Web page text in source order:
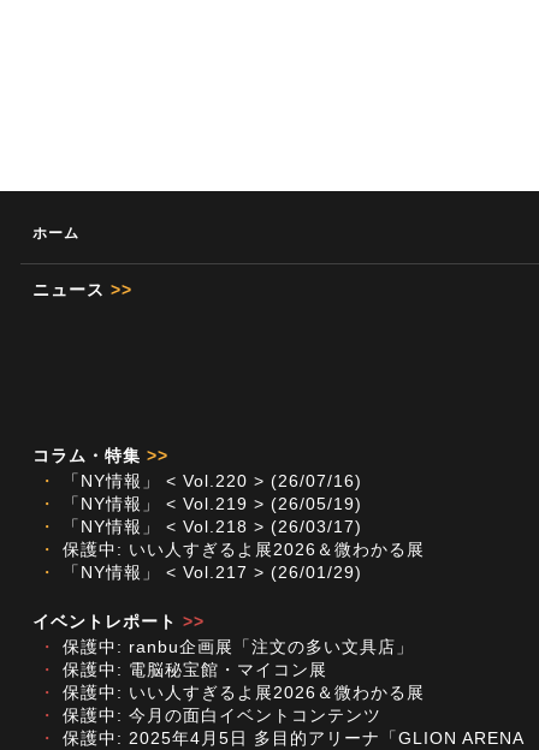
ホーム
ニュース >>
コラム・特集 >>
・
「NY情報」 < Vol.220 > (26/07/16)
・
「NY情報」 < Vol.219 > (26/05/19)
・
「NY情報」 < Vol.218 > (26/03/17)
・
保護中: いい人すぎるよ展2026＆微わかる展
・
「NY情報」 < Vol.217 > (26/01/29)
イベントレポート >>
・
保護中: ranbu企画展「注文の多い文具店」
・
保護中: 電脳秘宝館・マイコン展
・
保護中: いい人すぎるよ展2026＆微わかる展
・
保護中: 今月の面白イベントコンテンツ
・
保護中: 2025年4月5日 多目的アリーナ「GLION ARENA